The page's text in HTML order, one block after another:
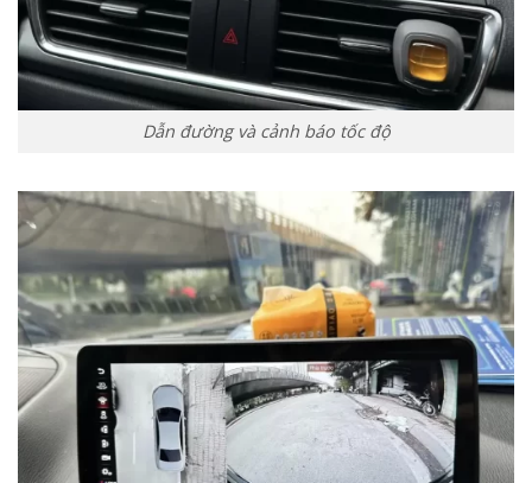
Dẫn đường và cảnh báo tốc độ